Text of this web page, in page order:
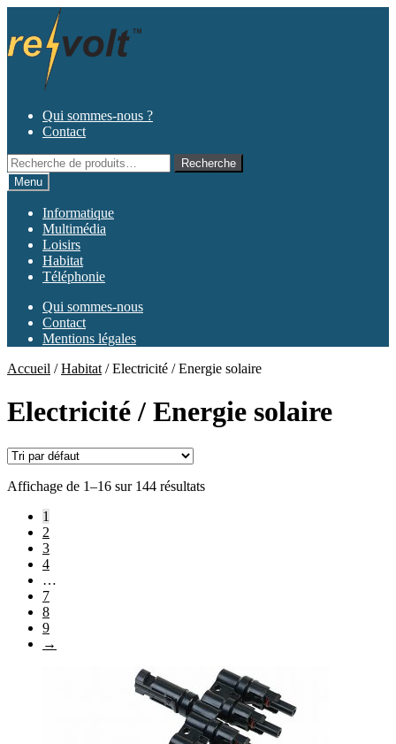
la
navigation
contenu
Qui sommes-nous ?
Contact
Recherche
pour :
Recherche
Menu
Informatique
Multimédia
Loisirs
Habitat
Téléphonie
Qui sommes-nous
Contact
Mentions légales
Accueil /Habitat /Electricité / Energie solaire
Electricité / Energie solaire
Affichage de 1–16 sur 144 résultats
1
2
3
4
…
7
8
9
→